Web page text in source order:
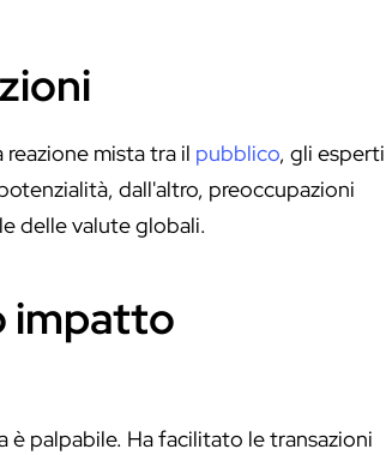
mista tra il pubblico, gli esperti
dall'altro, preoccupazioni
delle valute globali.
impatto
palpabile. Ha facilitato le transazioni